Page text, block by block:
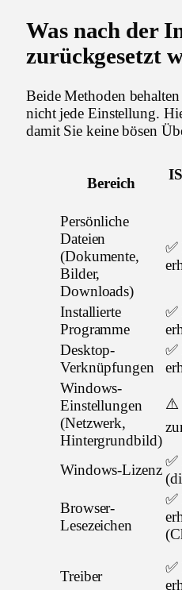
Was nach der
zurückgesetzt
Beide Methoden
nicht jede Einstellung.
damit Sie keine bösen
Bereich
Persönliche
Dateien
(Dokumente,
Bilder,
Downloads)
✅
Installierte
Programme
✅
Desktop-
Verknüpfungen
✅
Windows-
Einstellungen
(Netzwerk,
Hintergrundbild)
⚠️
Windows-Lizenz
Browser-
Lesezeichen
✅
Treiber
✅